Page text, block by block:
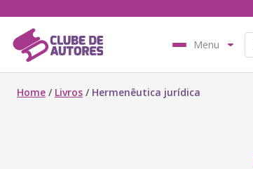
Menu
Home / Livros / Hermenêutica jurídica